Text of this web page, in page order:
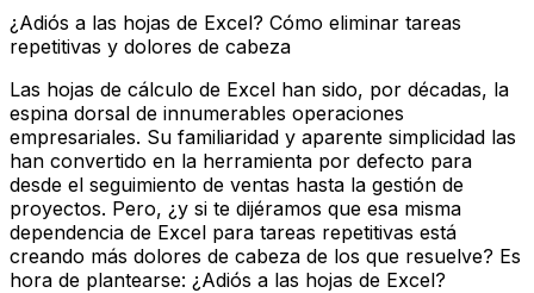
¿Adiós a las hojas de Excel? Cómo eliminar tareas
repetitivas y dolores de cabeza
Las hojas de cálculo de Excel han sido, por décadas, la
espina dorsal de innumerables operaciones
empresariales. Su familiaridad y aparente simplicidad las
han convertido en la herramienta por defecto para
desde el seguimiento de ventas hasta la gestión de
proyectos. Pero, ¿y si te dijéramos que esa misma
dependencia de Excel para tareas repetitivas está
creando más dolores de cabeza de los que resuelve? Es
hora de plantearse: ¿Adiós a las hojas de Excel?